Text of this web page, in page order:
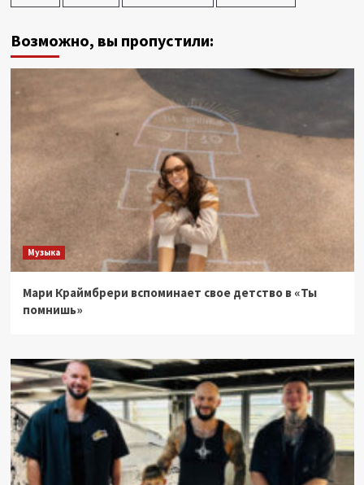
Возможно, вы пропустили:
Музыка
Мари Краймбрери вспоминает свое детство в «Ты
помнишь»